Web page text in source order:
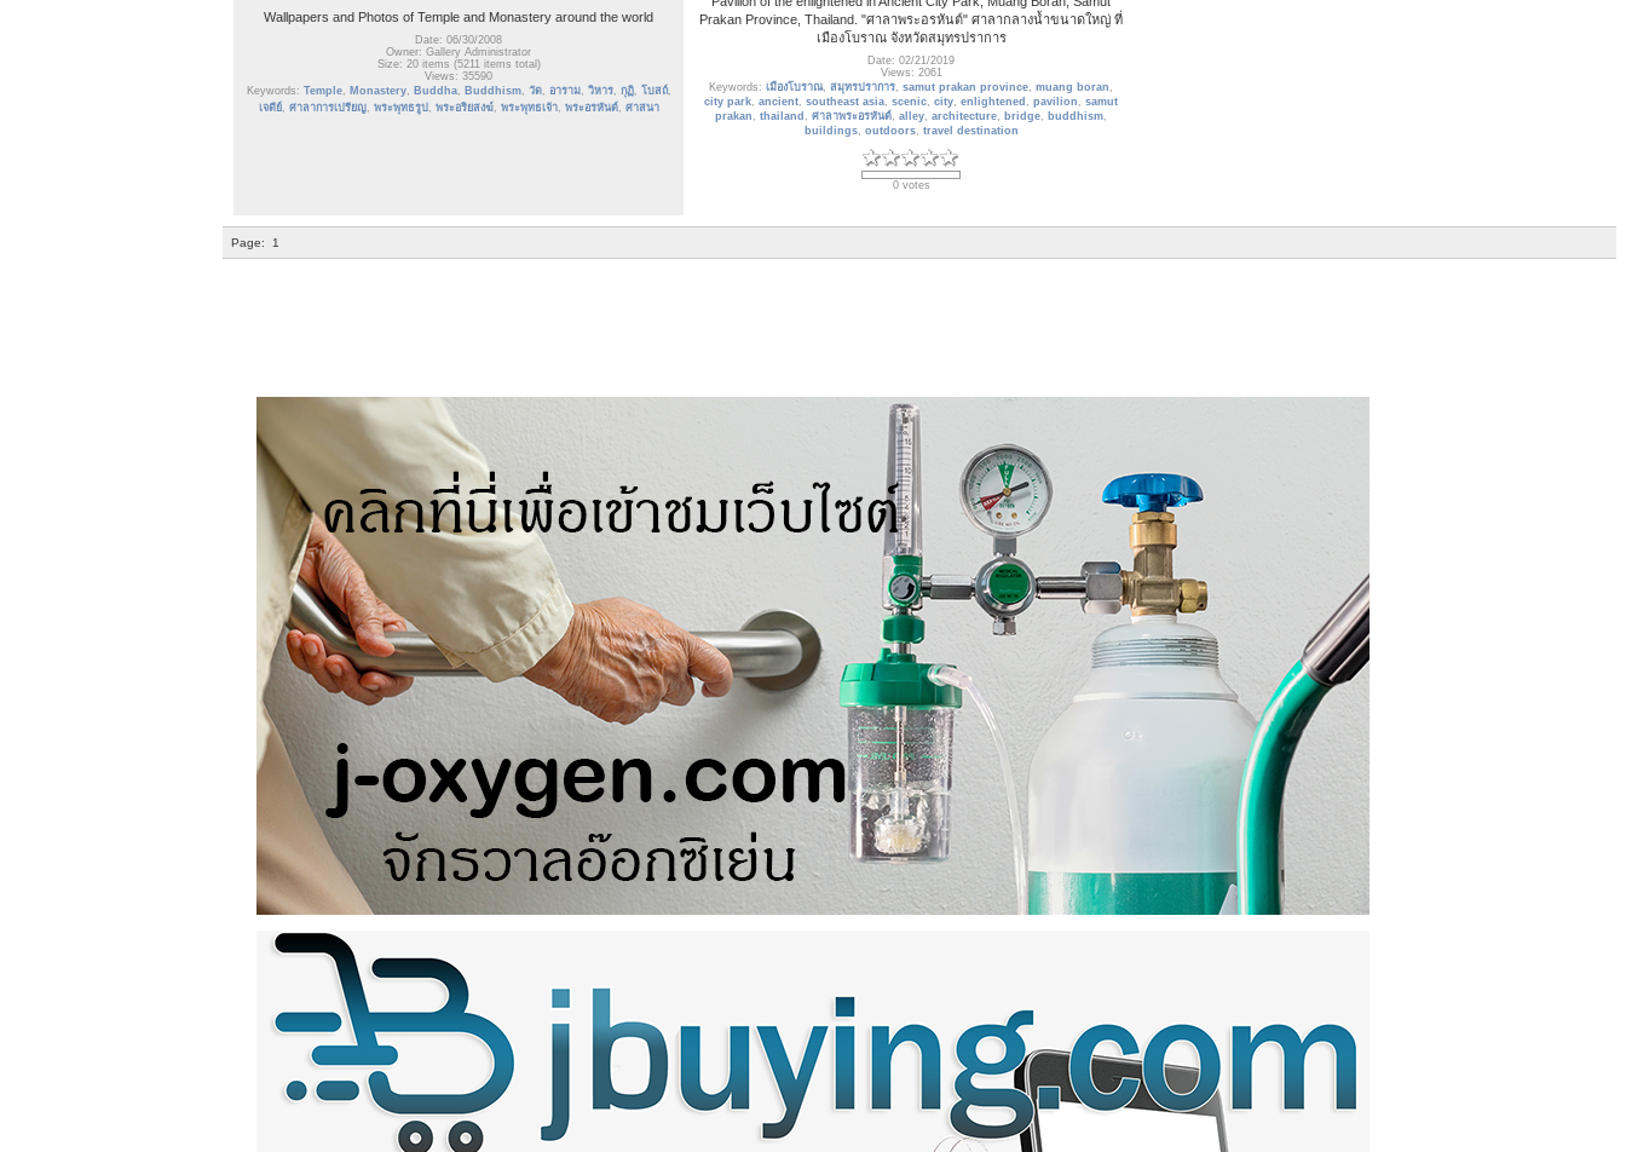
Wallpapers and Photos of Temple and Monastery around the world
Date: 06/30/2008
Owner: Gallery Administrator
Size: 20 items (5211 items total)
Views: 35590
Keywords: Temple, Monastery, Buddha, Buddhism, วัด, อาราม, วิหาร, กุฏิ, โบสถ์,
เจดีย์, ศาลาการเปรียญ, พระพุทธรูป , พระอริยสงฆ์, พระพุทธเจ้า, พระอรหันต์, ศาสนา
Prakan Province, Thailand. "ศาลาพระอรหันต์" ศาลากลางน้ำขนาดใหญ่ ที่
เมืองโบราณ จังหวัดสมุทรปราการ
Date: 02/21/2019
Views: 2061
Keywords: เมืองโบราณ, สมุทรปราการ, samut prakan province, muang boran ,
city park, ancient, southeast asia, scenic, city, enlightened , pavilion , samut
prakan , thailand , ศาลาพระอรหันต์, alley, architecture, bridge, buddhism,
buildings, outdoors, travel destination
0 votes
Page: 1